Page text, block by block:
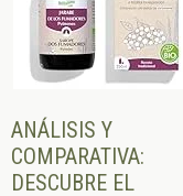
ANÁLISIS Y
COMPARATIVA:
DESCUBRE EL